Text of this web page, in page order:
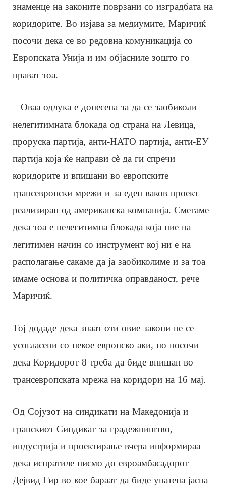
знаменце на законите поврзани со изградбата на
коридорите. Во изјава за медиумите, Маричиќ
посочи дека се во редовна комуникација со
Европската Унија и им објасниле зошто го
прават тоа.
– Оваа одлука е донесена за да се заобиколи
нелегитимната блокада од страна на Левица,
проруска партија, анти-НАТО партија, анти-ЕУ
партија која ќе направи сѐ да ги спречи
коридорите и впишани во европските
трансевропски мрежи и за еден ваков проект
реализиран од американска компанија. Сметаме
дека тоа е нелегитимна блокада која ние на
легитимен начин со инструмент кој ни е на
располагање сакаме да ја заобиколиме и за тоа
имаме основа и политичка оправданост, рече
Маричиќ.
Тој додаде дека знаат оти овие закони не се
усогласени со некое европско аки, но посочи
дека Коридорот 8 треба да биде впишан во
трансевропската мрежа на коридори на 16 мај.
Од Сојузот на синдикати на Македонија и
гранскиот Синдикат за градежништво,
индустрија и проектирање вчера информираа
дека испратиле писмо до евроамбасадорот
Дејвид Гир во кое бараат да биде упатена јасна